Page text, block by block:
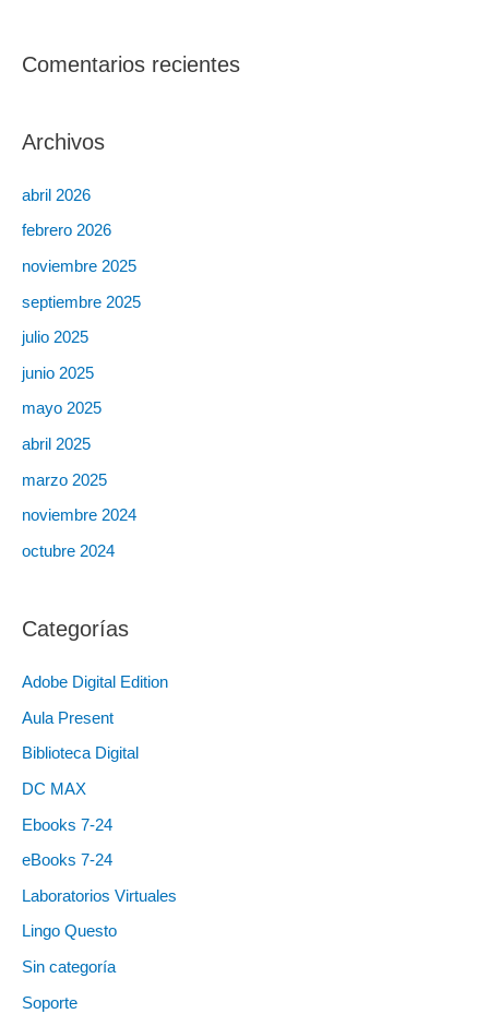
Comentarios recientes
Archivos
abril 2026
febrero 2026
noviembre 2025
septiembre 2025
julio 2025
junio 2025
mayo 2025
abril 2025
marzo 2025
noviembre 2024
octubre 2024
Categorías
Adobe Digital Edition
Aula Present
Biblioteca Digital
DC MAX
Ebooks 7-24
eBooks 7-24
Laboratorios Virtuales
Lingo Questo
Sin categoría
Soporte